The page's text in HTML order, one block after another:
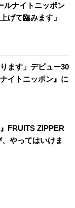
ルナイトニッポン
げて臨みます」
ます」デビュー30
イトニッポン』に
FRUITS ZIPPER
やってはいけま